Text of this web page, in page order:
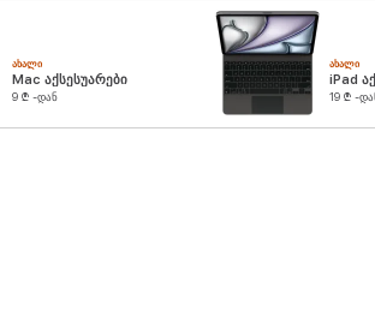
ᲐᲮᲐᲚᲘ
Mac აქსესუარები
9 ₾ -დან
ᲐᲮᲐᲚᲘ
iPad
19 ₾ -